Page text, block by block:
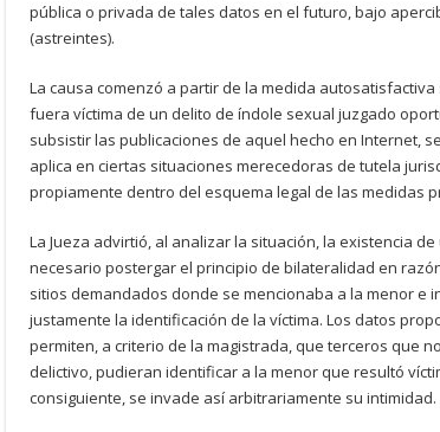
pública o privada de tales datos en el futuro, bajo
(astreintes).
La causa comenzó a partir de la medida
fuera víctima de un delito de índole sexual juzgado
subsistir las publicaciones de aquel hecho en Internet,
aplica en ciertas situaciones merecedoras de tutela
propiamente dentro del esquema legal de las medidas
La Jueza advirtió, al analizar la situación, la existencia
necesario postergar el principio de bilateralidad en
sitios demandados donde se mencionaba a la menor e
justamente la identificación de la víctima. Los datos
permiten, a criterio de la magistrada, que terceros que
delictivo, pudieran identificar a la menor que resultó
consiguiente, se invade así arbitrariamente su intimidad.